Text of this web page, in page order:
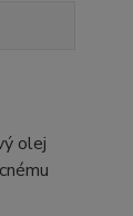
olej